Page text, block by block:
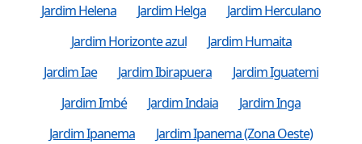
Jardim Helena
Jardim Helga
Jardim Herculano
Jardim Horizonte azul
Jardim Humaita
Jardim Iae
Jardim Ibirapuera
Jardim Iguatemi
Jardim Imbé
Jardim Indaia
Jardim Inga
Jardim Ipanema
Jardim Ipanema (Zona Oeste)